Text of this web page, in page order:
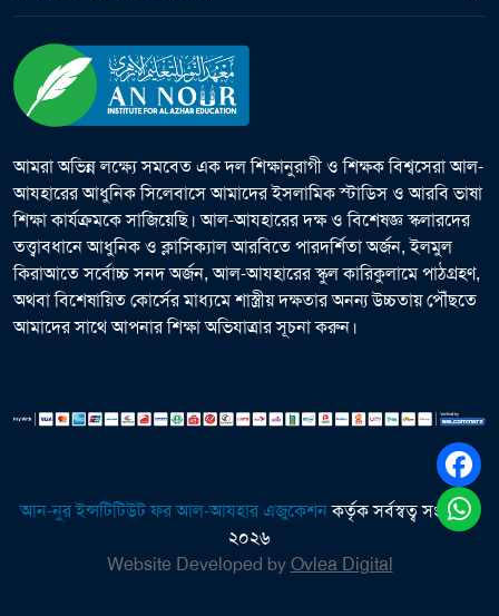
আমরা অভিন্ন লক্ষ্যে সমবেত এক দল শিক্ষানুরাগী ও শিক্ষক বিশ্বসেরা আল-
আযহারের আধুনিক সিলেবাসে আমাদের ইসলামিক স্টাডিস ও আরবি ভাষা
শিক্ষা কার্যক্রমকে সাজিয়েছি। আল-আযহারের দক্ষ ও বিশেষজ্ঞ স্কলারদের
তত্ত্বাবধানে আধুনিক ও ক্লাসিক্যাল আরবিতে পারদর্শিতা অর্জন, ইলমুল
কিরাআতে সর্বোচ্চ সনদ অর্জন, আল-আযহারের স্কুল কারিকুলামে পাঠগ্রহণ,
অথবা বিশেষায়িত কোর্সের মাধ্যমে শাস্ত্রীয় দক্ষতার অনন্য উচ্চতায় পৌঁছতে
আমাদের সাথে আপনার শিক্ষা অভিযাত্রার সূচনা করুন।
আন-নুর ইন্সটিটিউট ফর আল-আযহার এজুকেশনকর্তৃক সর্বস্বত্ব সংরক্ষিত
২০২৬
Website Developed byOvlea Digital